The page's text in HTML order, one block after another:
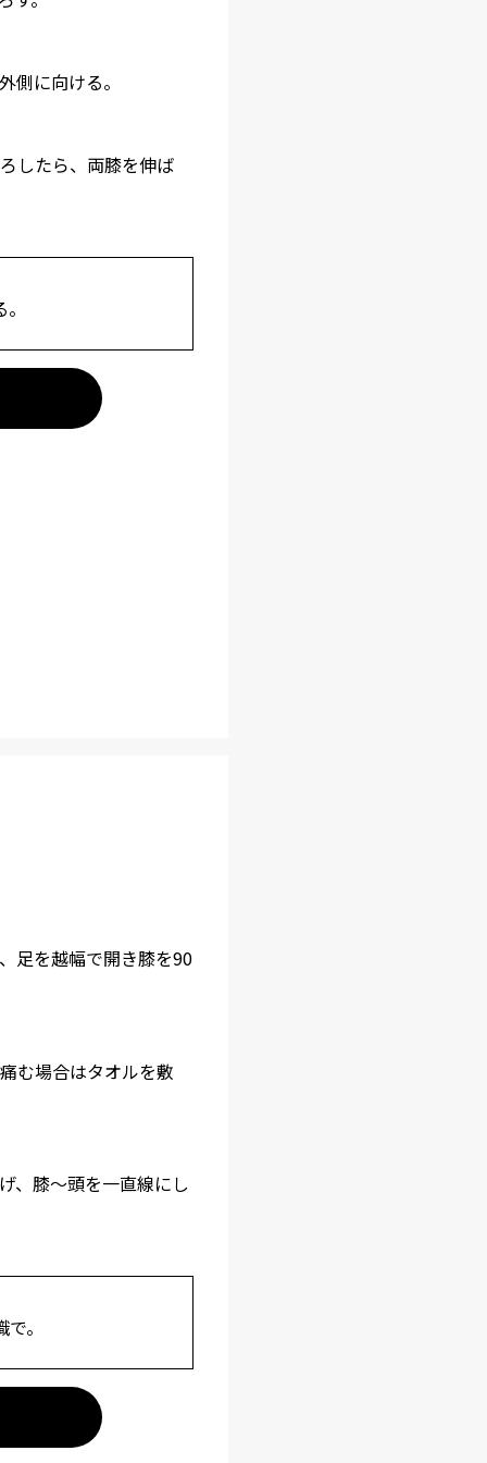
側に向ける。
したら、両膝を伸ば
足を越幅で開き膝を90
む場合はタオルを敷
、膝～頭を一直線にし
。